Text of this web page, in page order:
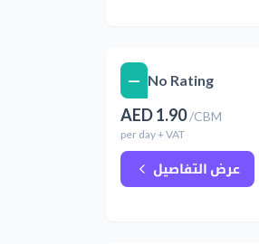
No Rating
—
AED1.90/CBM
per day+ VAT
عرض التفاصيل